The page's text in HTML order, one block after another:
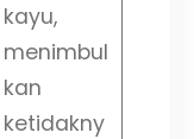
kayu,
menimbul
kan
ketidakny